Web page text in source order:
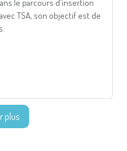
le parcours d'insertion
TSA, son objectif est de
plus